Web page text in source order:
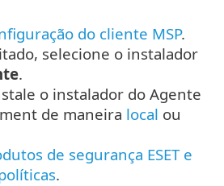
do cliente MSP.
selecione o instalador
.
o instalador do Agente
de maneira local ou
de segurança ESET e
.